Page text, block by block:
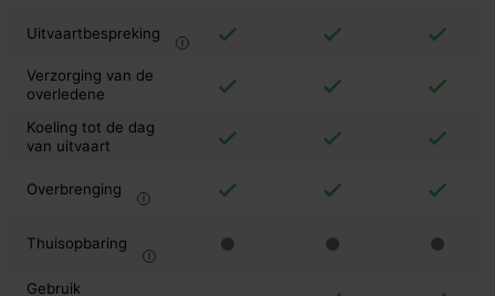
Uitvaartbespreking
Verzorging van de
overledene
Koeling tot de dag
van uitvaart
Overbrenging
Thuisopbaring
Gebruik